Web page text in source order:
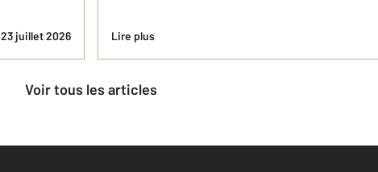
23 juillet 2026 Lire plus
Voir tous les articles